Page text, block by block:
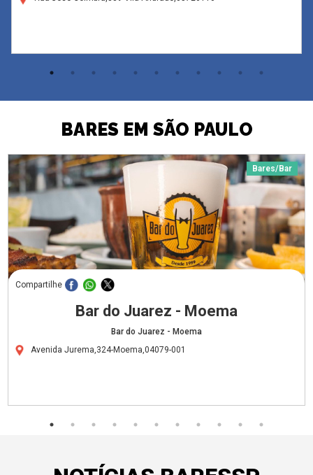
BARES EM SÃO PAULO
Bares/Bar
Compartilhe
Bar do Juarez - Moema
Bar do Juarez - Moema
Avenida Jurema,324-Moema,04079-001